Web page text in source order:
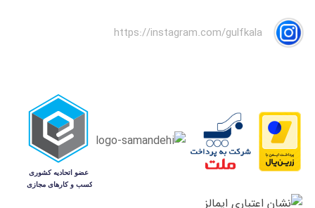
https://instagram.com/gulfkala